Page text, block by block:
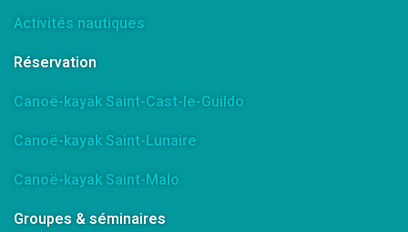
Activités nautiques
Réservation
Canoë-kayak Saint-Cast-le-Guildo
Canoë-kayak Saint-Lunaire
Canoë-kayak Saint-Malo
Groupes & séminaires